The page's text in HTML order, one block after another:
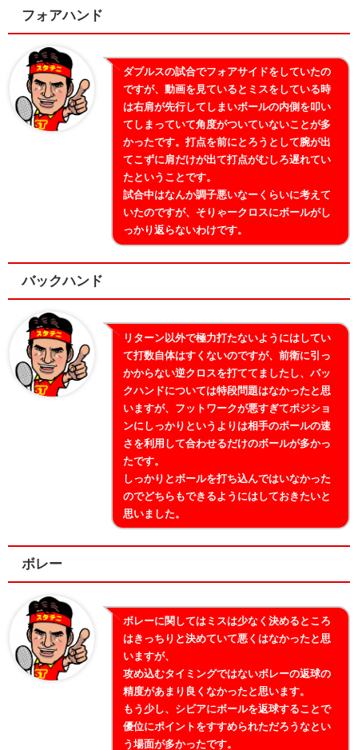
フォアハンド
ダブルスの試合でフォアサイドをしていたの
ですが、動画を見ているとミスをしている時
は右肩が先行してしまいボールの内側を叩い
てしまっていて角度がついていないことが多
かったです。打点を前にとろうとして腕が出
てこずに肩だけが出て打点がむしろ遅れてい
たということです。
試合中はなんか調子悪いなーくらいに考えて
いたのですが、そりゃークロスにボールがし
っかり返らないわけです。
バックハンド
リターン以外で極力打たないようにはしてい
て打数自体はすくないのですが、前衛に引っ
かからない逆クロスを打ててましたし、バッ
クハンドについては特段問題はなかったと思
いますが、フットワークが悪すぎてポジショ
ンにしっかりというよりは相手のボールの速
さを利用して合わせるだけのボールが多かっ
たです。
しっかりとボールを打ち込んではいなかった
のでどちらもできるようにはしておきたいと
思いました。
ボレー
ボレーに関してはミスは少なく決めるところ
はきっちりと決めていて悪くはなかったと思
いますが、
攻め込むタイミングではないボレーの返球の
精度があまり良くなかったと思います。
もう少し、シビアにボールを返球することで
優位にポイントをすすめられただろうなとい
う場面が多かったです。